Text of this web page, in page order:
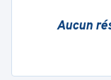
Aucun